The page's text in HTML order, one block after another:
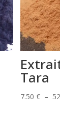
Tara
7.50€ –